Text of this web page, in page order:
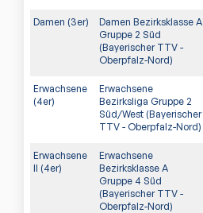
Damen (3er)
Damen Bezirksklasse A
Gruppe 2 Süd
(Bayerischer TTV -
Oberpfalz-Nord)
Erwachsene
(4er)
Erwachsene
Bezirksliga Gruppe 2
Süd/West (Bayerischer
TTV - Oberpfalz-Nord)
Erwachsene
II (4er)
Erwachsene
Bezirksklasse A
Gruppe 4 Süd
(Bayerischer TTV -
Oberpfalz-Nord)